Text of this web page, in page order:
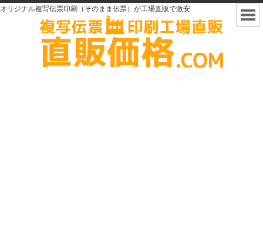
オリジナル複写伝票印刷（そのまま伝票）が工場直販で激安